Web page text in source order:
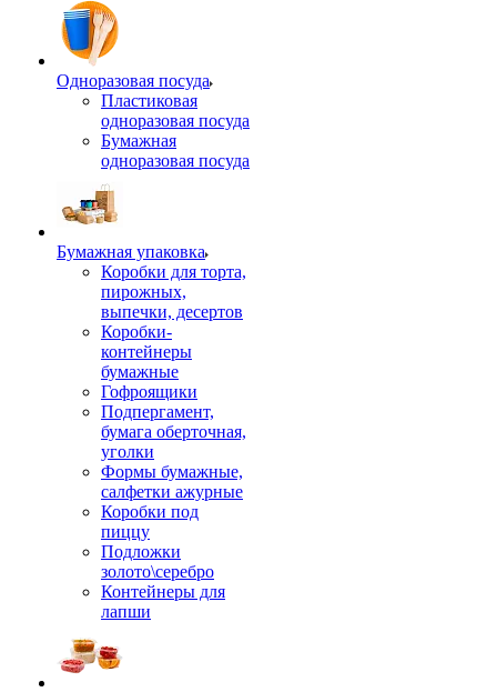
Одноразовая посуда
Пластиковая
одноразовая посуда
Бумажная
одноразовая посуда
Бумажная упаковка
Коробки для торта,
пирожных,
выпечки, десертов
Коробки-
контейнеры
бумажные
Гофроящики
Подпергамент,
бумага оберточная,
уголки
Формы бумажные,
салфетки ажурные
Коробки под
пиццу
Подложки
золото\серебро
Контейнеры для
лапши